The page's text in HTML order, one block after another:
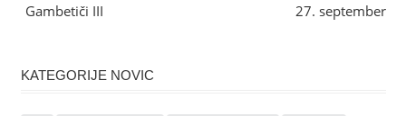
Gambetiči III
27. september
KATEGORIJE NOVIC